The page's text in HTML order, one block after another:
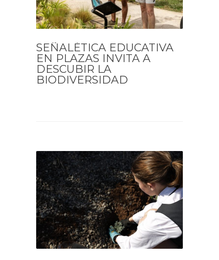
SEÑALÉTICA EDUCATIVA
EN PLAZAS INVITA A
DESCUBIR LA
BIODIVERSIDAD